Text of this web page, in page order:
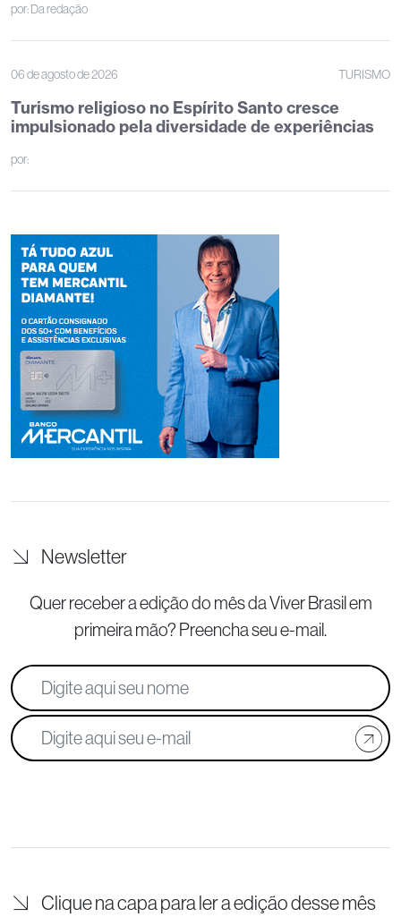
por:Da redação
06 de agosto de 2026 TURISMO
Turismo religioso no Espírito Santo cresce
impulsionado pela diversidade de experiências
por:
Newsletter
Quer receber a edição do mês da Viver Brasilem
primeira mão? Preencha seu e-mail.
Clique na capa para ler a edição desse mês